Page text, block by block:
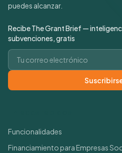
puedes alcanzar.
Recibe The Grant Brief —
subvenciones, gratis
Correo electrónico
Funcionalidades
Financiamiento para Empresas